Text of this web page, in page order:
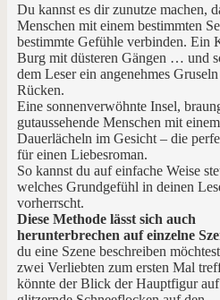
Du kannst es dir zunutze machen,
Menschen mit einem bestimmten
bestimmte Gefühle verbinden. Ein
Burg mit düsteren Gängen … und
dem Leser ein angenehmes
Rücken.
Eine sonnenverwöhnte Insel,
gutaussehende Menschen mit einem
Dauerlächeln im Gesicht – die
für einen Liebesroman.
So kannst du auf einfache Weise
welches Grundgefühl in deinen
vorherrscht.
Diese Methode lässt sich auch
herunterbrechen auf einzelne
du eine Szene beschreiben
zwei Verliebten zum ersten Mal
könnte der Blick der Hauptfigur